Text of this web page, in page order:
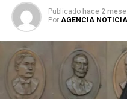
Durante su encargo en la
su agenda legislativa en
Publicado hace 2
Por AGENCIA